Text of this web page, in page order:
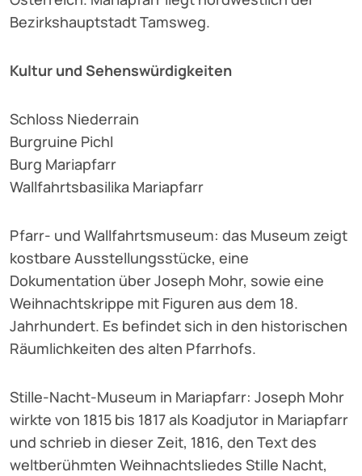
Bezirkshauptstadt Tamsweg.
Kultur und Sehenswürdigkeiten
Schloss Niederrain
Burgruine Pichl
Burg Mariapfarr
Wallfahrtsbasilika Mariapfarr
Pfarr- und Wallfahrtsmuseum: das Museum zeigt
kostbare Ausstellungsstücke, eine
Dokumentation über Joseph Mohr, sowie eine
Weihnachtskrippe mit Figuren aus dem 18.
Jahrhundert. Es befindet sich in den historischen
Räumlichkeiten des alten Pfarrhofs.
Stille-Nacht-Museum in Mariapfarr: Joseph Mohr
wirkte von 1815 bis 1817 als Koadjutor in Mariapfarr
und schrieb in dieser Zeit, 1816, den Text des
weltberühmten Weihnachtsliedes Stille Nacht,